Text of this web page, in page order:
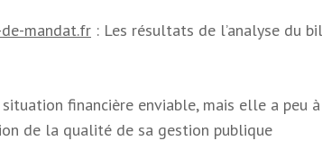
mandat.fr : Les résultats de l’analyse du
financière enviable, mais elle a peu
de la qualité de sa gestion publique